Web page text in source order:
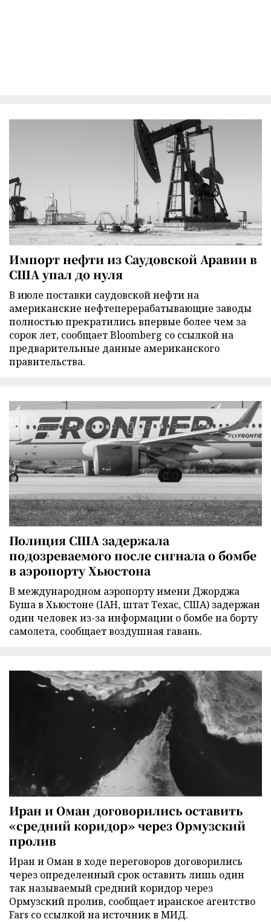
Импорт нефти из Саудовской Аравии в
США упал до нуля
В июле поставки саудовской нефти на
американские нефтеперерабатывающие заводы
полностью прекратились впервые более чем за
сорок лет, сообщает Bloomberg со ссылкой на
предварительные данные американского
правительства.
Полиция США задержала
подозреваемого после сигнала о бомбе
в аэропорту Хьюстона
В международном аэропорту имени Джорджа
Буша в Хьюстоне (IAH, штат Техас, США) задержан
один человек из-за информации о бомбе на борту
самолета, сообщает воздушная гавань.
Иран и Оман договорились оставить
«средний коридор» через Ормузский
пролив
Иран и Оман в ходе переговоров договорились
через определенный срок оставить лишь один
так называемый средний коридор через
Ормузский пролив, сообщает иранское агентство
Fars со ссылкой на источник в МИД.